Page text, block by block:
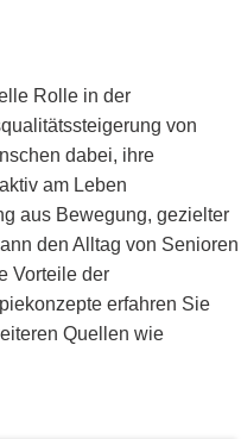
Rolle in der
von
dabei, ihre
am Leben
aus Bewegung, gezielter
den Alltag von Senioren
Vorteile der
erfahren Sie
Quellen wie